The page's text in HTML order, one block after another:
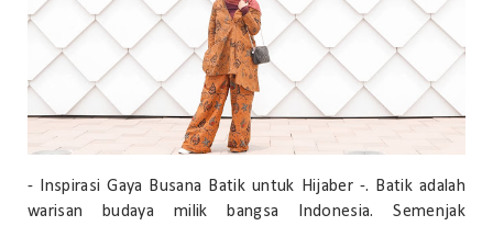
- Inspirasi Gaya Busana Batik untuk Hijaber -. Batik adalah
warisan budaya milik bangsa Indonesia. Semenjak